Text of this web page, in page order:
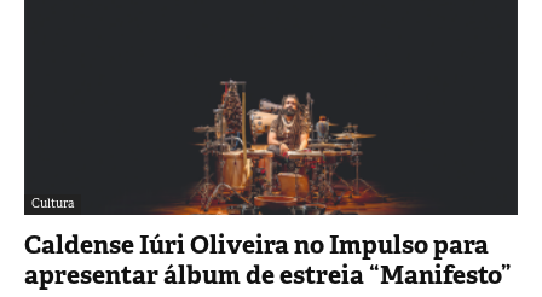
Cultura
Caldense Iúri Oliveira no Impulso para
apresentar álbum de estreia “Manifesto”